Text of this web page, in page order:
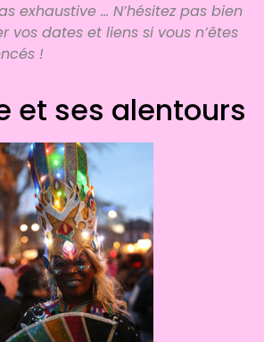
exhaustive … N’hésitez pas bien
vos dates et liens si vous n’êtes
!
et ses alentours